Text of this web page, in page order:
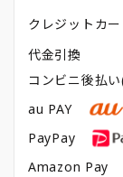
クレジットカー
代金引換
コンビニ後払
au PAY
PayPay
Amazon Pay